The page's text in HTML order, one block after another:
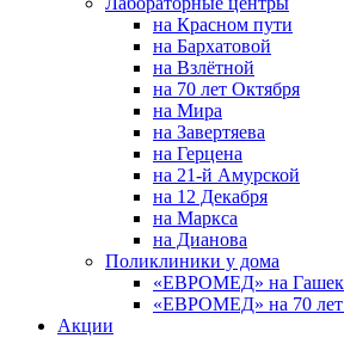
на Красном пути
на Бархатовой
на Взлётной
на 70 лет Октября
на Мира
на Завертяева
на Герцена
на 21-й Амурской
на 12 Декабря
на Маркса
на Дианова
Поликлиники у дома
«ЕВРОМЕД» на
«ЕВРОМЕД» на 70 лет
Акции